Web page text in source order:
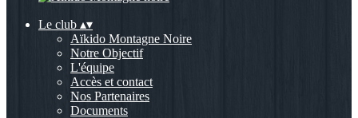
Le club ▴▾
Aïkido Montagne Noire
Notre Objectif
L'équipe
Accès et contact
Nos Partenaires
Documents